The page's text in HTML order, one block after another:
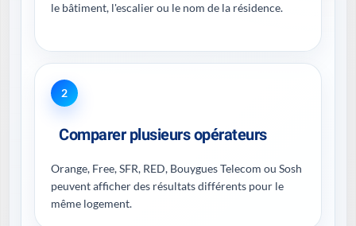
le bâtiment, l'escalier ou le nom de la résidence.
2
Comparer plusieurs opérateurs
Orange, Free, SFR, RED, Bouygues Telecom ou Sosh
peuvent afficher des résultats différents pour le
même logement.